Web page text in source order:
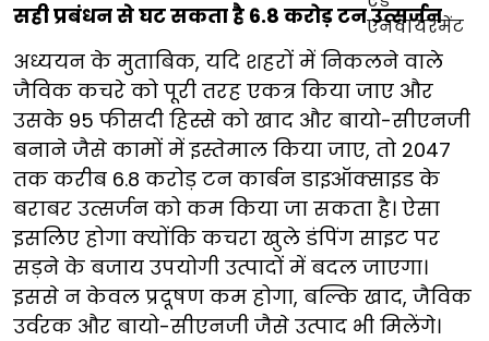
सही प्रबंधन से घट सकता है 6.8 करोड़ टन उत्सर्जन
अध्ययन के मुताबिक, यदि शहरों में निकलने वाले
जैविक कचरे को पूरी तरह एकत्र किया जाए और
उसके 95 फीसदी हिस्से को खाद और बायो-सीएनजी
बनाने जैसे कामों में इस्तेमाल किया जाए, तो 2047
तक करीब 6.8 करोड़ टन कार्बन डाइऑक्साइड के
बराबर उत्सर्जन को कम किया जा सकता है। ऐसा
इसलिए होगा क्योंकि कचरा खुले डंपिंग साइट पर
सड़ने के बजाय उपयोगी उत्पादों में बदल जाएगा।
इससे न केवल प्रदूषण कम होगा, बल्कि खाद, जैविक
उर्वरक और बायो-सीएनजी जैसे उत्पाद भी मिलेंगे।